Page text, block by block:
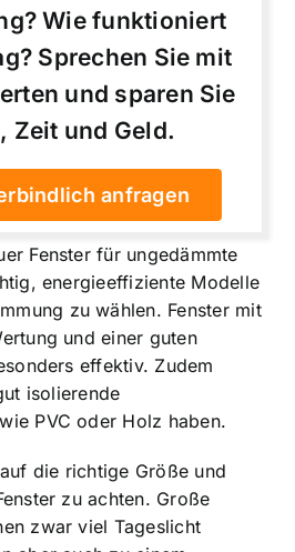
Wie funktioniert
Sprechen Sie mit
und sparen Sie
Zeit und Geld.
anfragen
Fenster für ungedämmte
energieeffiziente Modelle
zu wählen. Fenster mit
und einer guten
effektiv. Zudem
isolierende
PVC oder Holz haben.
die richtige Größe und
zu achten. Große
zwar viel Tageslicht